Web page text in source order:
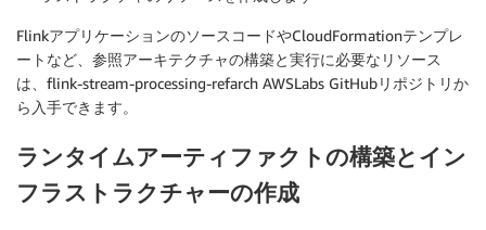
FlinkアプリケーションのソースコードやCloudFormationテンプレ
ートなど、参照アーキテクチャの構築と実行に必要なリソース
は、flink-stream-processing-refarch AWSLabs GitHubリポジトリか
ら入手できます。
ランタイムアーティファクトの構築とイン
フラストラクチャーの作成